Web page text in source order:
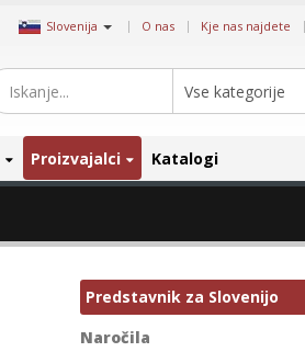
Slovenija | O nas Kje nas najdete
Vse kategorije
Proizvajalci Katalogi
Predstavnik za Slovenijo
Naročila